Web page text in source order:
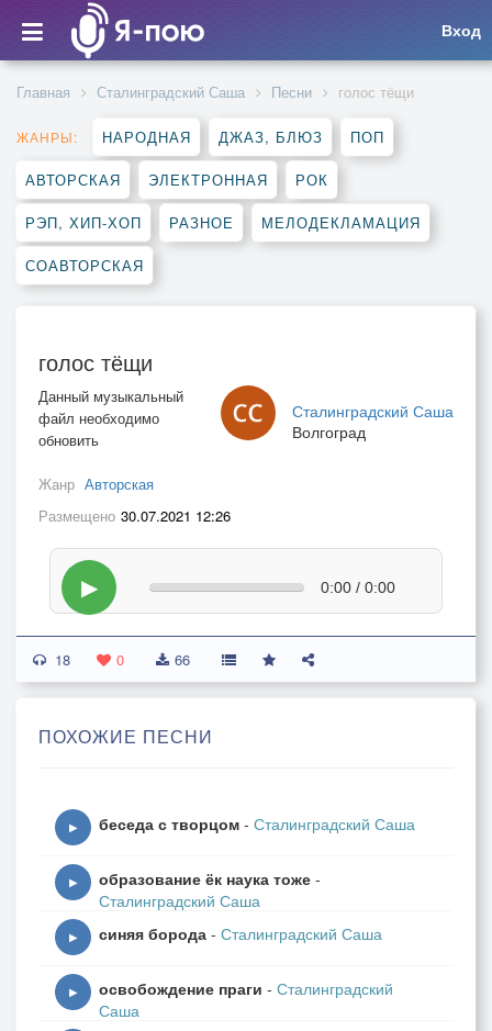
Вход
Главная Сталинградский Саша Песни голос тёщи
ЖАНРЫ: НАРОДНАЯ ДЖАЗ, БЛЮЗ ПОП
АВТОРСКАЯ ЭЛЕКТРОННАЯ РОК
РЭП, ХИП-ХОП РАЗНОЕ МЕЛОДЕКЛАМАЦИЯ
СОАВТОРСКАЯ
голос тёщи
Сталинградский Саша
Волгоград
Данный музыкальный
файл необходимо
обновить
Жанр Авторская
Размещено 30.07.2021 12:26
▶ 0:00 / 0:00
18 0 66
ПОХОЖИЕ ПЕСНИ
▶ беседа с творцом - Сталинградский Саша
▶ образование ёк наука тоже -
Сталинградский Саша
▶ синяя борода - Сталинградский Саша
▶ освобождение праги - Сталинградский
Саша